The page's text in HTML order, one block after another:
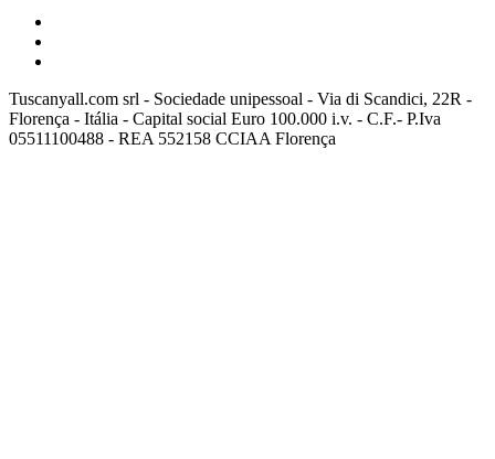
Tuscanyall.com srl - Sociedade unipessoal - Via di Scandici, 22R -
Florença - Itália - Capital social Euro 100.000 i.v. - C.F.- P.Iva
05511100488 - REA 552158 CCIAA Florença